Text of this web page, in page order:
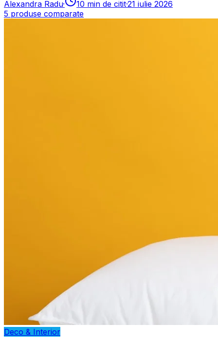
Alexandra Radu· 10 min de citit·21 iulie 2026
5 produse comparate
Deco & Interior